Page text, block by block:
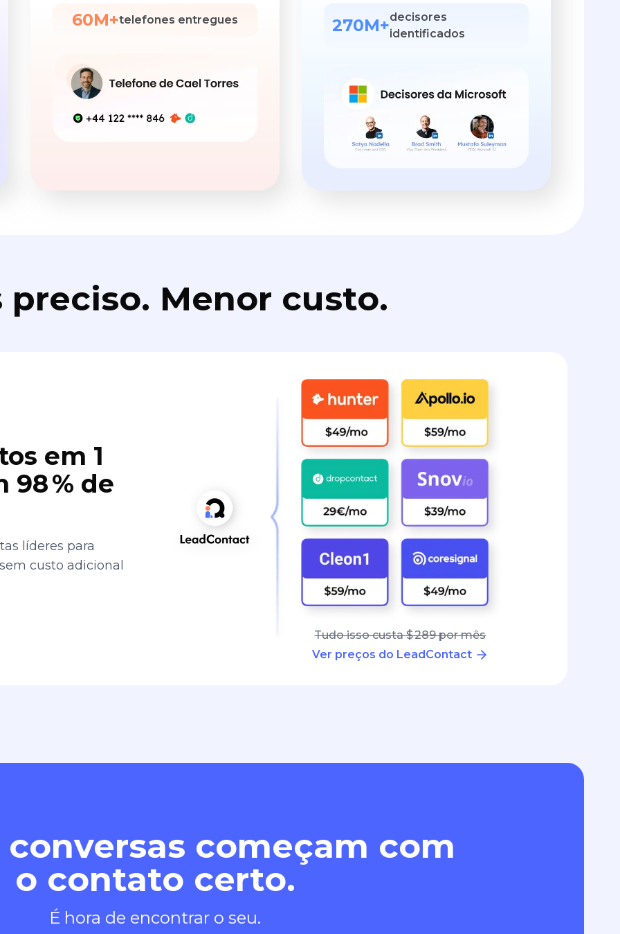
60M+telefones entregues 270M+decisores
identificados
preciso. Menor custo.
em 1
% de
líderes para
custo adicional
Tudo isso custa $ 289 por mês
Ver preços do LeadContact
conversas começam com
o contato certo.
É hora de encontrar o seu.